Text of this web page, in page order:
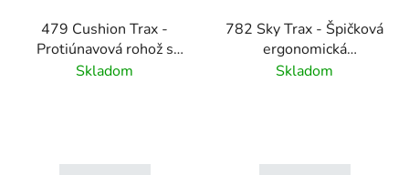
479 Cushion Trax -
Protiúnavová rohož s
diamantovým vzorom -
Skladom
782 Sky Trax - Špičková
ergonomická
protiúnavová rohož -
Skladom